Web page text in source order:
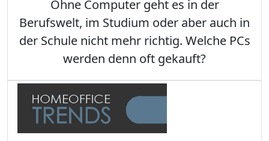
Ohne Computer geht es in der
Berufswelt, im Studium oder aber auch in
der Schule nicht mehr richtig. Welche PCs
werden denn oft gekauft?